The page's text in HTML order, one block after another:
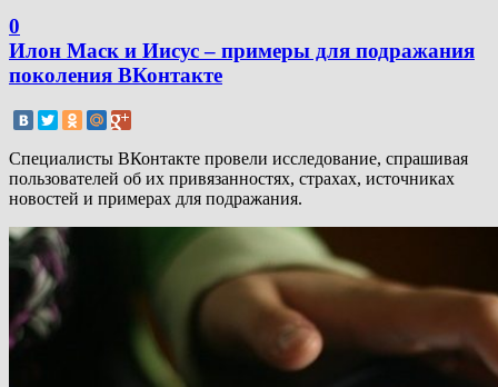
0
Илон Маск и Иисус – примеры для подражания
поколения ВКонтакте
Специалисты ВКонтакте провели исследование, спрашивая
пользователей об их привязанностях, страхах, источниках
новостей и примерах для подражания.